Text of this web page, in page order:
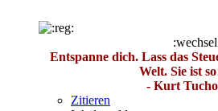
Entspanne dich. Lass das
Welt. Sie ist
- Kurt
Zitieren